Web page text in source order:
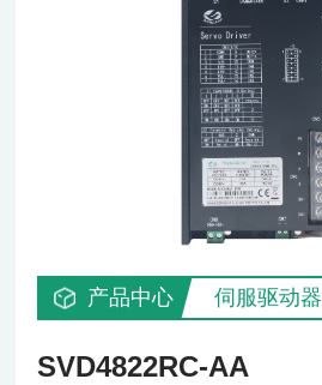
产品中心 伺服驱动器
SVD4822RC-AA